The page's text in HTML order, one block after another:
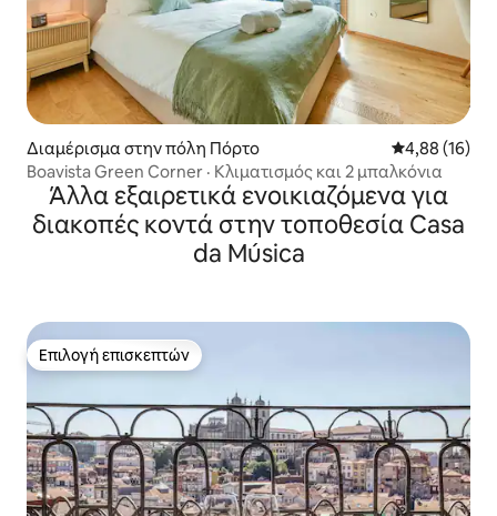
Διαμέρισμα στην πόλη Πόρτο Μέση
4,88 (16)
Boavista Green Corner · Κλιματισμός και 2 μπαλκόνια
Άλλα εξαιρετικά ενοικιαζόμενα για
διακοπές κοντά στην τοποθεσία Casa
da Música
Επιλογή επισκεπτών
Επιλογή επισκεπτών